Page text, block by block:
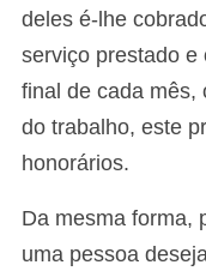
deles é-lhe
serviço prestado e
final de cada mês,
do trabalho, este
honorários.
Da mesma forma,
uma pessoa